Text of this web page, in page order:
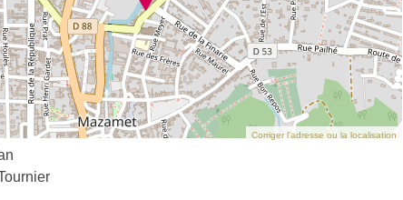
Corriger l’adresse ou la localisation